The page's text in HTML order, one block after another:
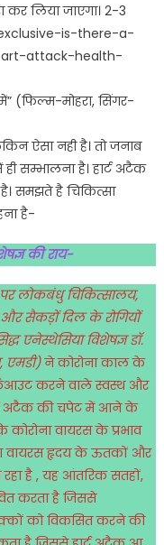
लिया जाएगा। 2-3
exclusive-is-there-a-
attack-health-
(फिल्म-मोहरा, सिंगर-
ऐसा नही है। तो जनाब
सम्भालना है। हार्ट अटैक
समझते है चिकित्सा
है-
की राय-
लोकबंधु चिकित्सालय,
सैकड़ों दिल के रोगियों
एनेस्थेसिया विशेषज्ञ डॉ.
एमडी)ने कोरोना काल के
करने वाले स्वस्थ और
अटैक की चपेट में आने के
कोरोना वायरस के प्रभाव
वायरस हृदय के ऊतकों और
रहा है , यह आंतरिक सतहों,
करता है जिससे
को विकसित करने की